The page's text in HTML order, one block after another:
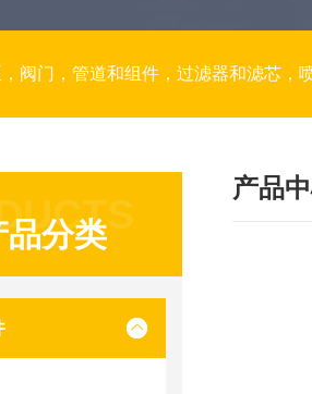
阀门，管道和组件，过滤器和滤芯，
品分类
产品